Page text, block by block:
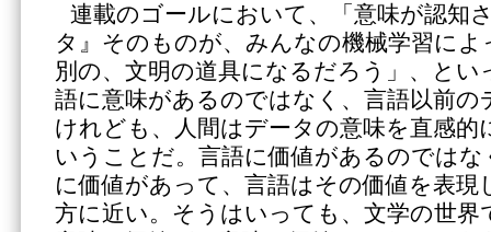
連載のゴールにおいて、「意味が認知
タ』そのものが、みんなの機械学習によ
別の、文明の道具になるだろう」、とい
語に意味があるのではなく、言語以前の
けれども、人間はデータの意味を直感的
いうことだ。言語に価値があるのではな
に価値があって、言語はその価値を表
方に近い。そうはいっても、文学の世界